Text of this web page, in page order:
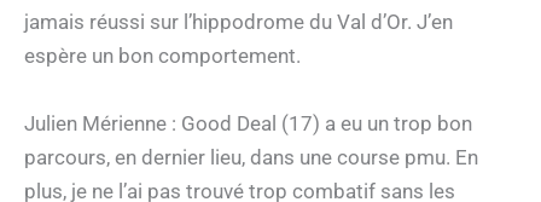
jamais réussi sur l’hippodrome du Val d’Or. J’en
espère un bon comportement.
Julien Mérienne : Good Deal (17) a eu un trop bon
parcours, en dernier lieu, dans une course pmu. En
plus, je ne l’ai pas trouvé trop combatif sans les